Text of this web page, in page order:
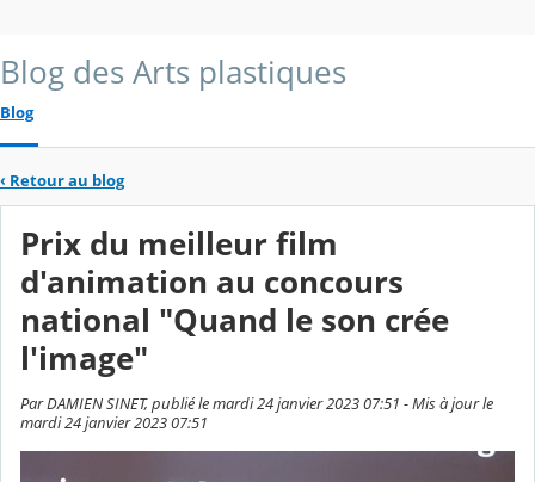
Blog des Arts plastiques
Blog
‹ Retour au blog
Prix du meilleur film
d'animation au concours
national "Quand le son crée
l'image"
Par DAMIEN SINET, publié le mardi 24 janvier 2023 07:51 - Mis à jour le
mardi 24 janvier 2023 07:51